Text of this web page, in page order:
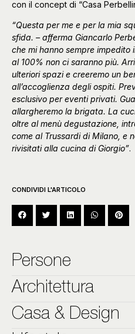
con il concept di “Casa
“Questa per me e per la mia
sfida. – afferma Giancarlo
che mi hanno sempre impedito
al 100% non ci saranno più.
ulteriori spazi e creeremo un
all’accoglienza degli ospiti.
esclusivo per eventi privati.
allargheremo la brigata. La
oltre al menù degustazione,
come al Trussardi di Milano, e
rivisitati alla cucina di Giorgio”.
CONDIVIDI L'ARTICOLO
Persone
Architettura
Casa & Design